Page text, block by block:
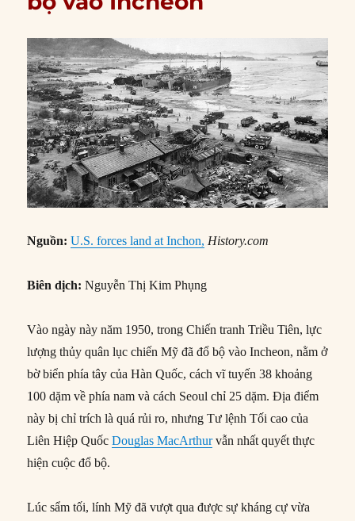
Nguồn:U.S. forces land at Inchon, History.com
Biên dịch: Nguyễn Thị Kim Phụng
Vào ngày này năm 1950, trong Chiến tranh Triều Tiên, lực
lượng thủy quân lục chiến Mỹ đã đổ bộ vào Incheon, nằm ở
bờ biển phía tây của Hàn Quốc, cách vĩ tuyến 38 khoảng
100 dặm về phía nam và cách Seoul chỉ 25 dặm. Địa điểm
này bị chỉ trích là quá rủi ro, nhưng Tư lệnh Tối cao của
Liên Hiệp QuốcDouglas MacArthurvẫn nhất quyết thực
hiện cuộc đổ bộ.
Lúc sẩm tối, lính Mỹ đã vượt qua được sự kháng cự vừa